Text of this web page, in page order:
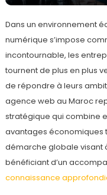
Dans un environnement
numérique s’impose
incontournable, les
tournent de plus en plus
de répondre à leurs
agence web au Maroc
stratégique qui combine
avantages économiques
démarche globale visant
bénéficiant d’un
connaissance